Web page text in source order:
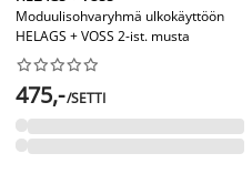
Moduulisohvaryhmä ulkokäyttöön
HELAGS + VOSS 2-ist. musta






475,-/SETTI